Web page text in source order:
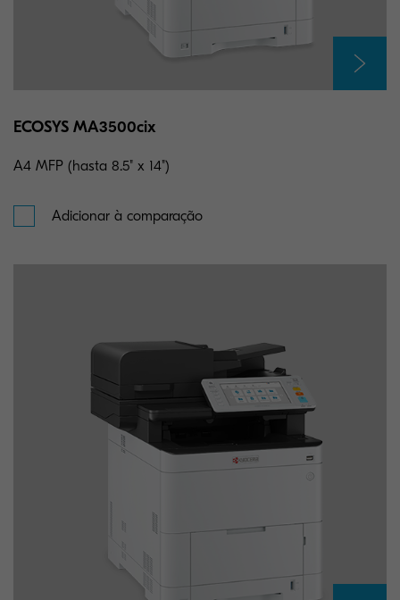
ECOSYS MA3500cix
A4 MFP (hasta 8.5" x 14")
Adicionar à comparação